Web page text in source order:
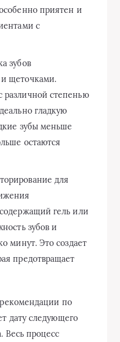
приятен и
с
зубов
щеточками.
степенью
гладкую
зубы меньше
остаются
для
гель или
зубов и
минут. Это создает
предотвращает
по
дату следующего
Весь процесс